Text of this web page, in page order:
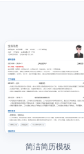
简洁简历模板